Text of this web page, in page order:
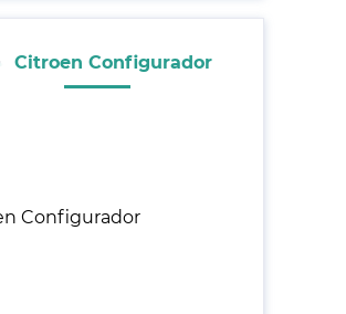
Citroen Configurador